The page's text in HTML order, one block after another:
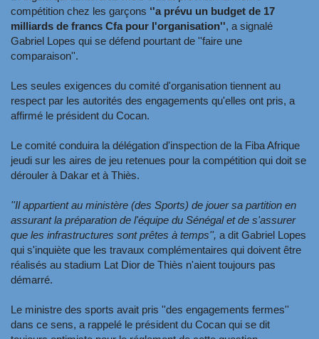
compétition chez les garçons ‘'a prévu un budget de 17
milliards de francs Cfa pour l'organisation'', a signalé
Gabriel Lopes qui se défend pourtant de ''faire une
comparaison''.
Les seules exigences du comité d'organisation tiennent au
respect par les autorités des engagements qu'elles ont pris, a
affirmé le président du Cocan.
Le comité conduira la délégation d'inspection de la Fiba Afrique
jeudi sur les aires de jeu retenues pour la compétition qui doit se
dérouler à Dakar et à Thiès.
''Il appartient au ministère (des Sports) de jouer sa partition en
assurant la préparation de l'équipe du Sénégal et de s'assurer
que les infrastructures sont prêtes à temps'', a dit Gabriel Lopes
qui s'inquiète que les travaux complémentaires qui doivent être
réalisés au stadium Lat Dior de Thiès n'aient toujours pas
démarré.
Le ministre des sports avait pris ''des engagements fermes''
dans ce sens, a rappelé le président du Cocan qui se dit